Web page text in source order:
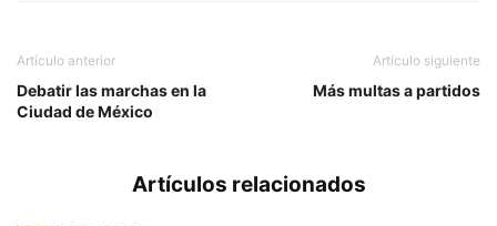
Artículo anterior
Debatir las marchas en la
Ciudad de México
Artículo siguiente
Más multas a partidos
Artículos relacionados